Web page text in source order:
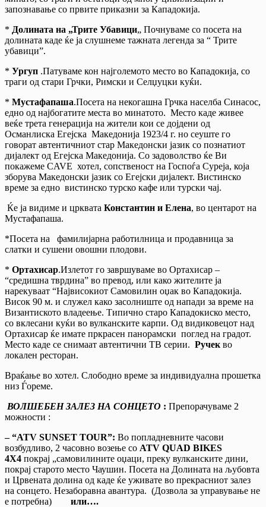
запознавање со првите приказни за Кападокија.
* Долината на „Трите Убавици„ Почнуваме со посета на
долината каде ќе ја слушнеме тажната легенда за “ Трите
убавици”.
* Ургуп .Патуваме кон најголемото место во Кападокија, со
траги од стари Грчки, Римски и Селџуцки куќи.
* Мустафапаша.Посета на некогашна Грчка населба Синасос,
едно од најбогатите места во минатото. Место каде живее
веќе трета генерација на жители кои се дојдени од
Османлиска Егејска Македонија 1923/4 г. но сеуште го
говорат автентичниот стар Македонски јазик со познатиот
дијалект од Егејска Македонија. Со задоволство ќе Ви
покажеме CAVE хотел, сопственост на Госпоѓа Суреја, која
зборува Македонски јазик со Егејски дијалект. Вистинско
време за едно вистинско турско кафе или турски чај.
Ќе ја видиме и црквата Константин и Елена, во центарот на
Мустафапаша.
*Посета на фамилијарна работилница и продавница за
слатки и сушени овошни плодови.
* Ортахисар.Излетот го завршуваме во Ортахисар –
“средишна тврдина” во превод, или како жителите ја
нарекуваат “Највисокиот Самовилин оџак во Кападокија.
Висок 90 м. и служел како засолниште од напади за време на
Византиското владеење. Типично старо Кападокиско место,
со вклесани куќи во вулканските карпи. Од видиковецот над
Ортахисар ќе имате пркрасен панорамски поглед на градот.
Место каде се снимаат автентични ТВ серии. Ручек во
локален ресторан.
Враќање во хотел. Слободно време за индивидуална прошетка
низ Ѓореме.
ВОЛШЕБЕН ЗАЛЕЗ НА СОНЦЕТО : Препорачуваме 2
можности :
– “ATV SUNSET TOUR”: Во попладневните часови
возбудливо, 2 часовно возење со ATV QUAD BIKES
4X4 покрај „самовилините оџаци, преку вулканските дини,
покрај старото место Чаушин. Посета на Долината на љубовта
и Црвената долина од каде ќе уживате во прекрасниот залез
на сонцето. Незаборавна авантура. (Дозвола за управување не
е потребна) или….